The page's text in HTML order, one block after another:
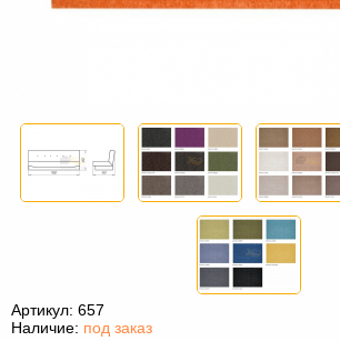
компьютер
для
ванной
Мебель
трансформер
Матрасы
Кресла-
ротанга
мебель
Косметологическое
Артикул: 657
Наличие: под заказ